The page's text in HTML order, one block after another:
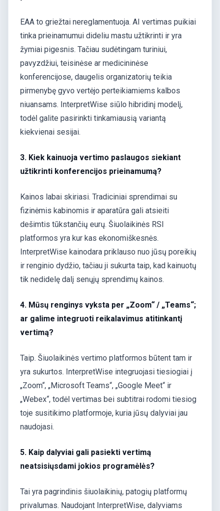
EAA to griežtai nereglamentuoja. AI vertimas puikiai
tinka prieinamumui dideliu mastu užtikrinti ir yra
žymiai pigesnis. Tačiau sudėtingam turiniui,
pavyzdžiui, teisinėse ar medicininėse
konferencijose, daugelis organizatorių teikia
pirmenybę gyvo vertėjo perteikiamiems kalbos
niuansams. InterpretWise siūlo hibridinį modelį,
todėl galite pasirinkti tinkamiausią variantą
kiekvienai sesijai.
3. Kiek kainuoja vertimo paslaugos siekiant
užtikrinti konferencijos prieinamumą?
Kainos labai skiriasi. Tradiciniai sprendimai su
fizinėmis kabinomis ir aparatūra gali atsieiti
dešimtis tūkstančių eurų. Šiuolaikinės RSI
platformos yra kur kas ekonomiškesnės.
InterpretWise kainodara priklauso nuo jūsų poreikių
ir renginio dydžio, tačiau ji sukurta taip, kad kainuotų
tik nedidelę dalį senųjų sprendimų kainos.
4. Mūsų renginys vyksta per „Zoom“ / „Teams“;
ar galime integruoti reikalavimus atitinkantį
vertimą?
Taip. Šiuolaikinės vertimo platformos būtent tam ir
yra sukurtos. InterpretWise integruojasi tiesiogiai į
„Zoom“, „Microsoft Teams“, „Google Meet“ ir
„Webex“, todėl vertimas bei subtitrai rodomi tiesiog
toje susitikimo platformoje, kuria jūsų dalyviai jau
naudojasi.
5. Kaip dalyviai gali pasiekti vertimą
neatsisiųsdami jokios programėlės?
Tai yra pagrindinis šiuolaikinių, patogių platformų
privalumas. Naudojant InterpretWise, dalyviams